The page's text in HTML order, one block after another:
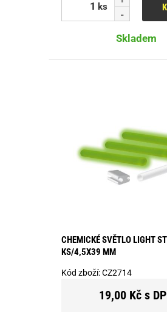
ks
Skladem
CHEMICKÉ SVĚTLO LIGHT
KS/4,5X39 MM
Kód zboží:CZ2714
19,00 Kč s